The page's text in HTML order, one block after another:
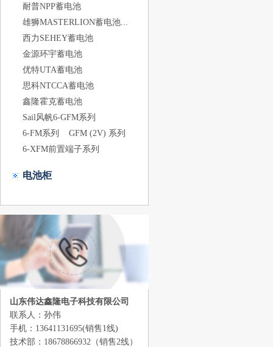
耐普NPP蓄电池
雄狮MASTERLION蓄电池...
西力SEHEY蓄电池
金源环宇蓄电池
优特UTA蓄电池
思科NTCCA蓄电池
鑫隆霍克蓄电池
Sail风帆6-GFM系列
6-FM系列
GFM (2V) 系列
6-XFM前置端子系列
电池柜
山东伟达鑫隆电子科技有限公司
联系人：孙伟
手机：13641131695(销售1线)
技术部：18678866932（销售2线）